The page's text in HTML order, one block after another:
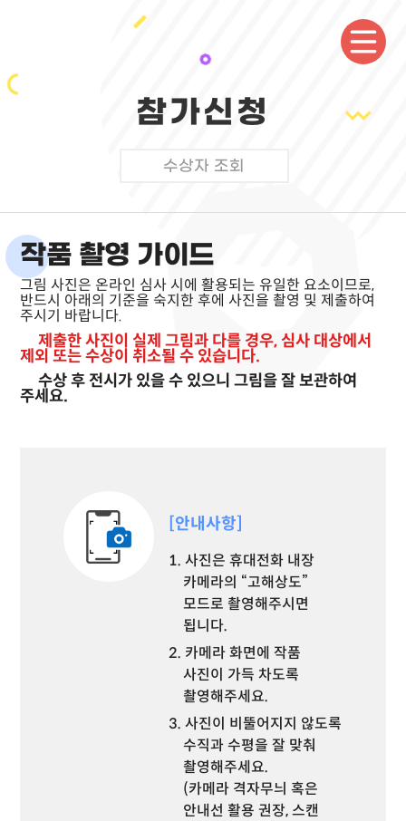
참가신청
수상자 조회
작품 촬영 가이드
그림 사진은 온라인 심사 시에 활용되는 유일한 요소이므로,
반드시 아래의 기준을 숙지한 후에 사진을 촬영 및 제출하여
주시기 바랍니다.
제출한 사진이 실제 그림과 다를 경우, 심사 대상에서
제외 또는 수상이 취소될 수 있습니다.
수상 후 전시가 있을 수 있으니 그림을 잘 보관하여
주세요.
[안내사항]
1. 사진은 휴대전화 내장
카메라의 “고해상도”
모드로 촬영해주시면
됩니다.
2. 카메라 화면에 작품
사진이 가득 차도록
촬영해주세요.
3. 사진이 비뚤어지지 않도록
수직과 수평을 잘 맞춰
촬영해주세요.
(카메라 격자무늬 혹은
안내선 활용 권장, 스캔